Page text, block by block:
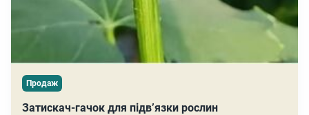
Продаж
Затискач-гачок для підв’язки рослин